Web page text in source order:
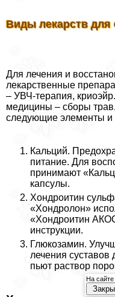
Виды лекарств для
Для лечения и
лекарственные
– УВЧ-терапия,
медицины – сборы
следующие элементы и
Кальций.
питание. Для
принимают
капсулы.
Хондроитин
«Хондролон»
«Хондроитин
инструкции.
Глюкозамин.
лечения
пьют раствор
На сайте